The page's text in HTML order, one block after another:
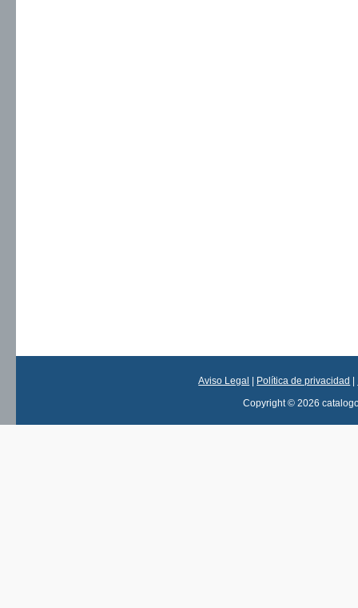
Aviso Legal Política de privacidad
Copyright © 2026